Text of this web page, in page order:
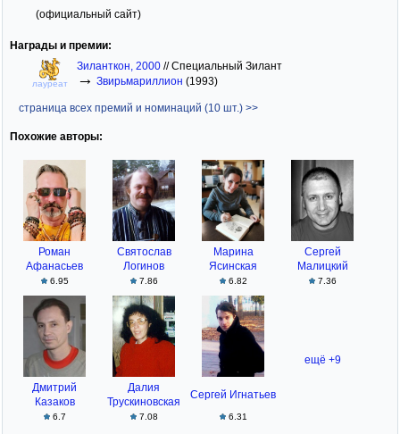
(официальный сайт)
Награды и премии:
лауреат
Зиланткон, 2000 //Специальный Зилант
→ Звирьмариллион (1993)
страница всех премий и номинаций (10 шт.) >>
Похожие авторы:
Роман
Афанасьев
6.95
Святослав
Логинов
7.86
Марина
Ясинская
6.82
Сергей
Малицкий
7.36
Дмитрий
Казаков
6.7
Далия
Трускиновская
7.08
Сергей Игнатьев
6.31
ещё +9